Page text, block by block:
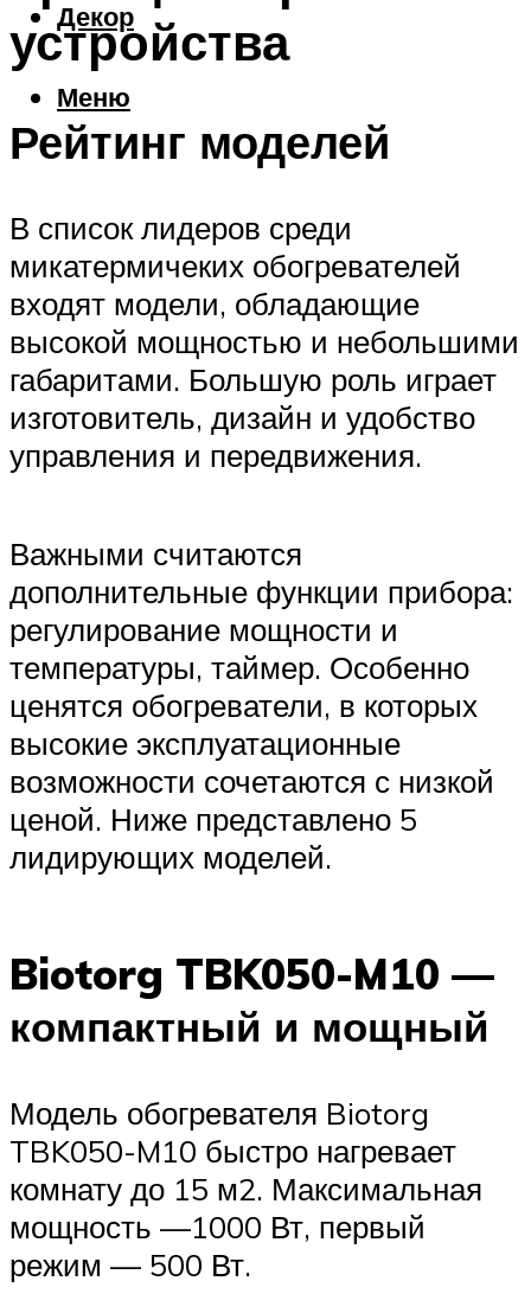
Декор
Меню
устройства
Рейтинг моделей
В список лидеров среди
микатермичеких обогревателей
входят модели, обладающие
высокой мощностью и небольшими
габаритами. Большую роль играет
изготовитель, дизайн и удобство
управления и передвижения.
Важными считаются
дополнительные функции прибора:
регулирование мощности и
температуры, таймер. Особенно
ценятся обогреватели, в которых
высокие эксплуатационные
возможности сочетаются с низкой
ценой. Ниже представлено 5
лидирующих моделей.
Biotorg TBK050-M10 —
компактный и мощный
Модель обогревателя Biotorg
TBK050-M10 быстро нагревает
комнату до 15 м2. Максимальная
мощность —1000 Вт, первый
режим — 500 Вт.